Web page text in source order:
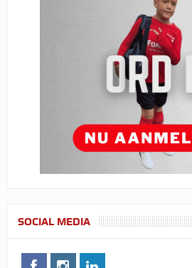
SOCIAL MEDIA